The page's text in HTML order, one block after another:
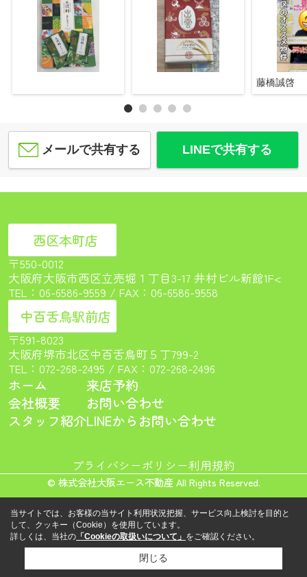
藤橋誠啓
メールで共有する LINEで共有する
西区本町店
〒550-0012
大阪府大阪市西区立売堀１丁目3-17 井村ビル新館1F<
TEL： 06-6586-9559 / FAX：06-6586-9558
中百舌鳥駅前店
〒591-8023
大阪府堺市北区中百舌鳥町５丁799-2
TEL： 072-268-2495 / FAX：072-268-2496
ホーム
会社概要
スタッフ紹介
来店予約
お問い合わせ
LINEからお問い合わせ
プライバシーポリシー利用規約
© 株式会社大阪エース不動産 All Rights Reserved.
当サイトでは、お客様の当サイト利用状況把握、サービス向上検討を目的と
して、クッキー（Cookie）を使用しています。
詳しくは、当社の 「Cookieの取扱いについて」 をご確認ください。
閉じる